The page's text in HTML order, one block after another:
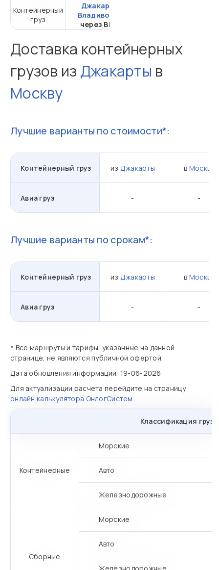
Контейнерный
груз
Джакарта -
Владивосток
через ВМТП
Доставка контейнерных
грузов из Джакарты в
Москву
Лучшие варианты по стоимости*:
Контейнерный груз из Джакарты в Москву
Авиа груз - -
Лучшие варианты по срокам*:
Контейнерный груз из Джакарты в Москву
Авиа груз - -
* Все маршруты и тарифы, указанные на данной
странице, не являются публичной офертой.
Дата обновления информации: 19-06-2026
Для актуализации расчета перейдите на страницу
онлайн калькулятора ОнлогСистем.
Классификация
Контейнерные
Морские
Авто
Железнодорожные
Сборные
Морские
Авто